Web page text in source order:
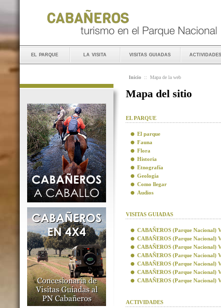
el parque la visita visitas guiadas actividades
Inicio :: Mapa de la web
Mapa del sitio
EL PARQUE
El parque
Fauna
Flora
Historia
Etnografía
Geología
Como llegar
Audios
VISITAS GUIADAS
CABAÑEROS (Parque Nacional)
CABAÑEROS (Parque Nacional)
CABAÑEROS (Parque Nacional)
CABAÑEROS (Parque Nacional)
CABAÑEROS (Parque Nacional)
CABAÑEROS (Parque Nacional)
CABAÑEROS (Parque Nacional)
ACTIVIDADES